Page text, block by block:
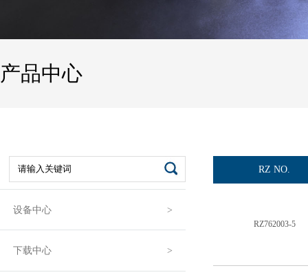
产品中心
设备中心
下载中心
RZ NO.
RZ762003-5